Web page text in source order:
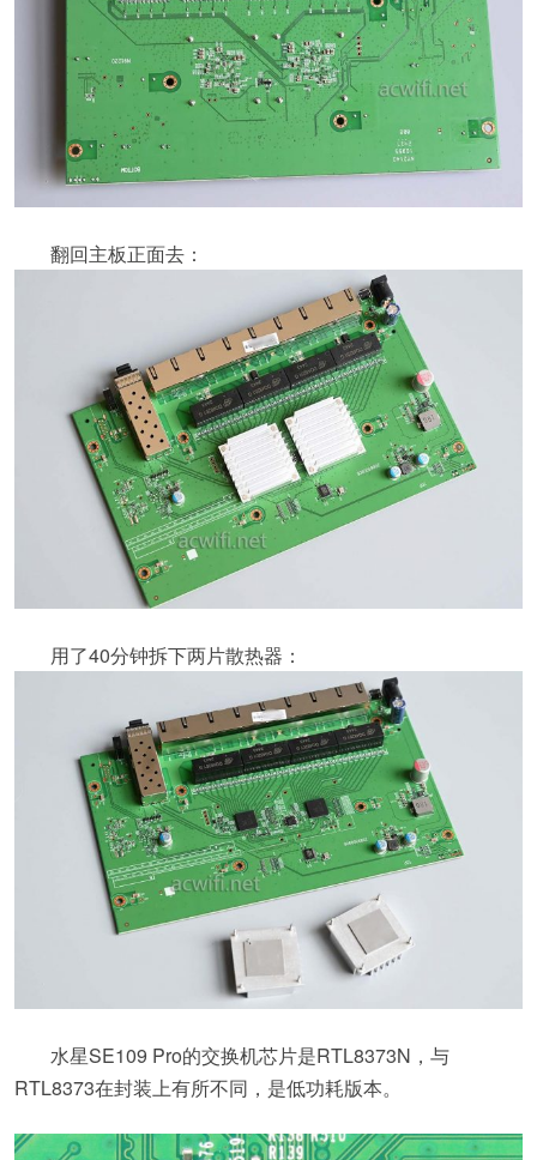
翻回主板正面去：
用了40分钟拆下两片散热器：
水星SE109 Pro的交换机芯片是RTL8373N，与
RTL8373在封装上有所不同，是低功耗版本。